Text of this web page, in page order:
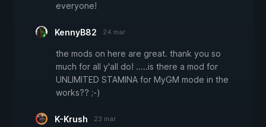
everyone!
KennyB82 24 mar
the mods on here are great. thank you so
much for all y'all do! .....is there a mod for
UNLIMITED STAMINA for MyGM mode in the
works?? ;-)
K-Krush 23 mar